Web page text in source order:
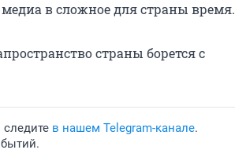
в сложное для страны время.
страны борется с
в нашем Telegram-канале.